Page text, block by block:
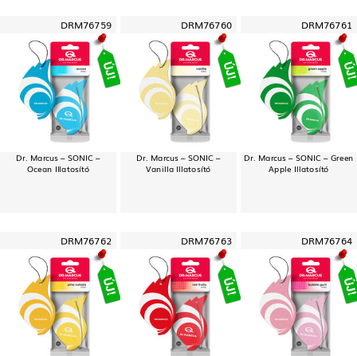
DRM76759
Dr. Marcus – SONIC –
Ocean Illatosító
DRM76760
Dr. Marcus – SONIC –
Vanilla Illatosító
DRM76761
Dr. Marcus – SONIC – Green
Apple Illatosító
DRM76762 DRM76763 DRM76764